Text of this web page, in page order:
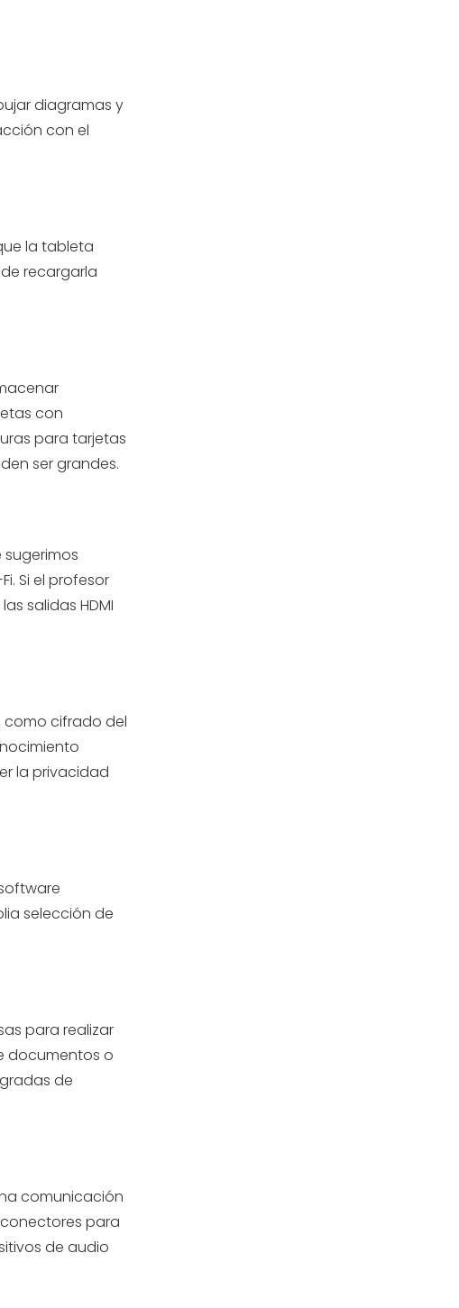
diagramas y
con el
la tableta
recargarla
con
para tarjetas
ser grandes.
Si el profesor
salidas HDMI
como cifrado del
la privacidad
selección de
para realizar
documentos o
de
comunicación
para
de audio